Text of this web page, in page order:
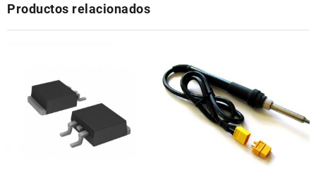
Productos relacionados